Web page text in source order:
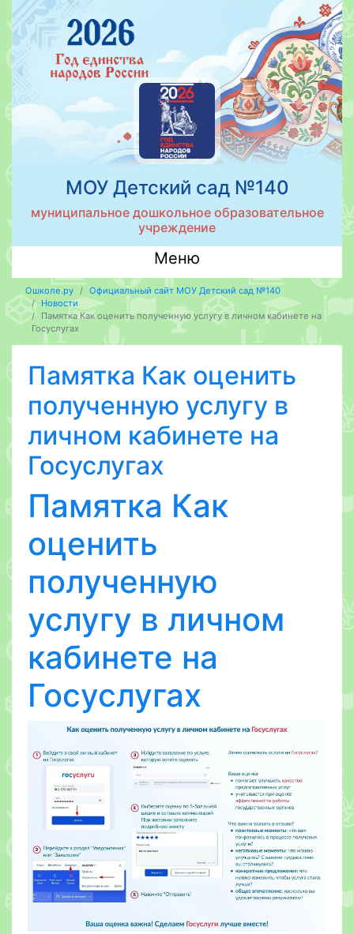
МОУ Детский сад №140
муниципальное дошкольное образовательное
учреждение
Меню
Ошколе.ру
Официальный сайт МОУ Детский сад №140
Новости
Памятка Как оценить полученную услугу в личном кабинете на
Госуслугах
Памятка Как оценить
полученную услугу в
личном кабинете на
Госуслугах
Памятка Как
оценить
полученную
услугу в личном
кабинете на
Госуслугах